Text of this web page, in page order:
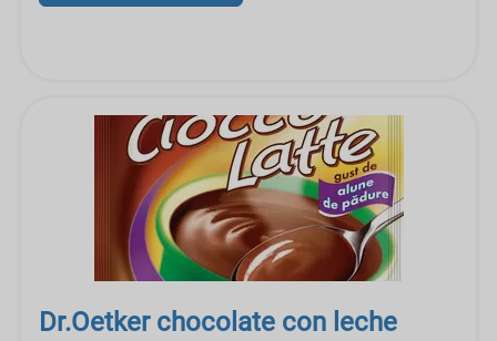
Dr.Oetker chocolate con leche